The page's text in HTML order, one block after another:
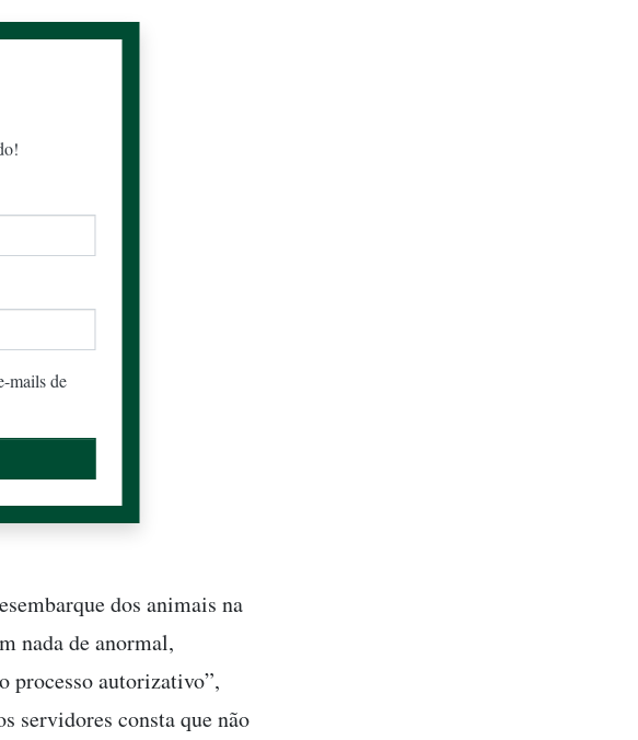
mails de
dos animais na
nada de anormal,
processo autorizativo”,
servidores consta que não